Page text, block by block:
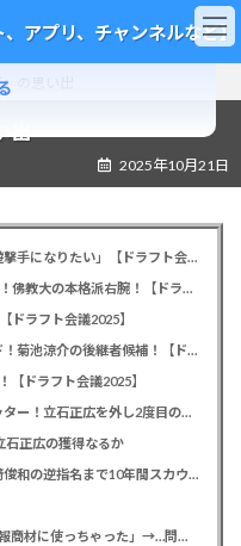
アプリ、チャンネルなど】
の思い出
出
2025年10月21日
カープドラ6西川篤夢！「日本を代表する遊撃手になりたい」【ドラフト会議2025】
カープドラ5赤木晴哉！191cm最速153キロ！佛教大の本格派右腕！【ドラフト会議2025】
ドラフト会議2025】
カープドラ3勝田成！近畿大163cmセカンド！菊池涼介の後継者候補！【ドラフト会議2025】
【ドラフト会議2025】
カープドラ1平川蓮！187cmのスイッチヒッター！立石正広を外し2度目の重複も新井監督がクジを引き当てる！【ドラフト会議2025】
石正広の獲得なるか
緒方孝市カープドラ3指名で青学出禁！澤﨑俊和の逆指名まで10年間スカウト出禁
【悲報】彼女「ごめん！俺くんの貯金、情報商材に使っちゃった」→…問い詰めたらギャン泣きされたんだが俺が悪いのか？